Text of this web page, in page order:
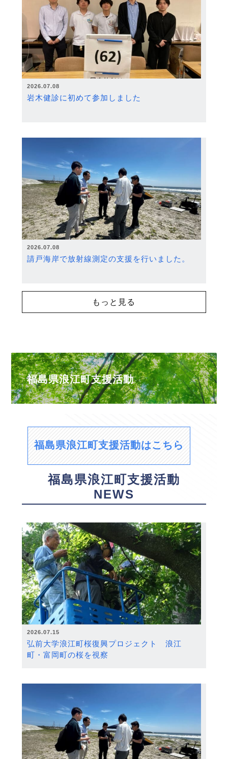
2026.07.08
岩木健診に初めて参加しました
2026.07.08
請戸海岸で放射線測定の支援を行いました。
もっと見る
福島県浪江町支援活動
福島県浪江町支援活動はこちら
福島県浪江町支援活動
NEWS
2026.07.15
弘前大学浪江町桜復興プロジェクト 浪江
町・富岡町の桜を視察